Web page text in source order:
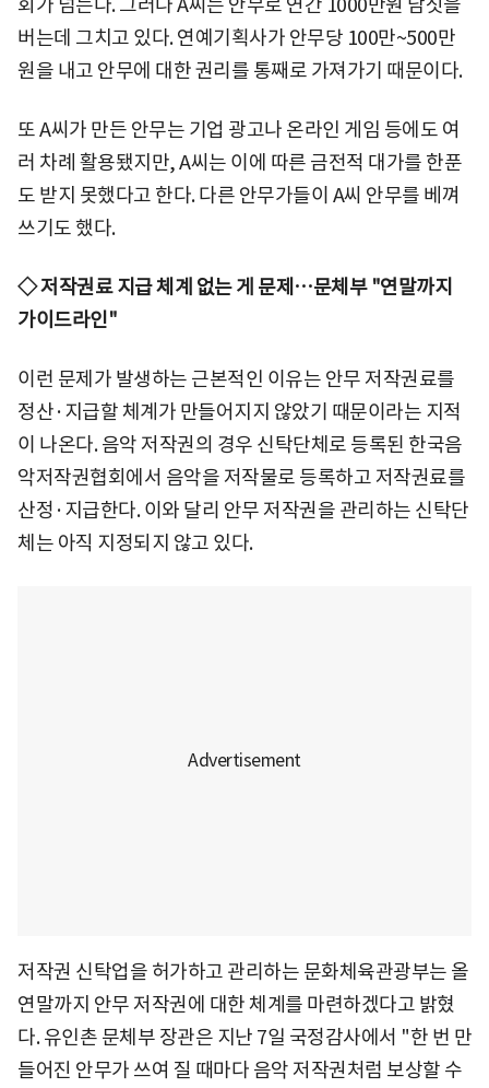
버는데 그치고 있다. 연예기획사가 안무당 100만~500만
원을 내고 안무에 대한 권리를 통째로 가져가기 때문이다.
또 A씨가 만든 안무는 기업 광고나 온라인 게임 등에도 여
러 차례 활용됐지만, A씨는 이에 따른 금전적 대가를 한푼
도 받지 못했다고 한다. 다른 안무가들이 A씨 안무를 베껴
쓰기도 했다.
◇ 저작권료 지급 체계 없는 게 문제…문체부 "연말까지
가이드라인"
이런 문제가 발생하는 근본적인 이유는 안무 저작권료를
정산·지급할 체계가 만들어지지 않았기 때문이라는 지적
이 나온다. 음악 저작권의 경우 신탁단체로 등록된 한국음
악저작권협회에서 음악을 저작물로 등록하고 저작권료를
산정·지급한다. 이와 달리 안무 저작권을 관리하는 신탁단
체는 아직 지정되지 않고 있다.
저작권 신탁업을 허가하고 관리하는 문화체육관광부는 올
연말까지 안무 저작권에 대한 체계를 마련하겠다고 밝혔
다. 유인촌 문체부 장관은 지난 7일 국정감사에서 "한 번 만
들어진 안무가 쓰여 질 때마다 음악 저작권처럼 보상할 수